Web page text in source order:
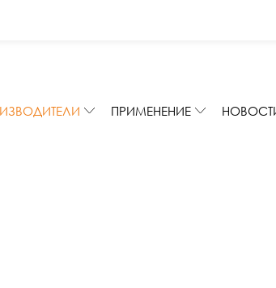
ПРИМЕНЕНИЕ